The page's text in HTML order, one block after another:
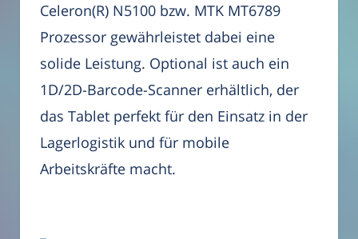
Celeron(R) N5100 bzw. MTK MT6789
Prozessor gewährleistet dabei eine
solide Leistung. Optional ist auch ein
1D/2D-Barcode-Scanner erhältlich, der
das Tablet perfekt für den Einsatz in der
Lagerlogistik und für mobile
Arbeitskräfte macht.